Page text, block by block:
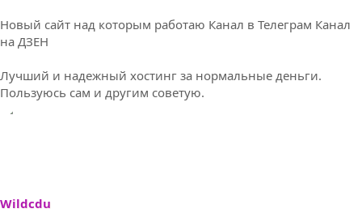
Новый сайт над которым работаю Канал в Телеграм Канал
на ДЗЕН
Лучший и надежный хостинг за нормальные деньги.
Пользуюсь сам и другим советую.
Wildcdu